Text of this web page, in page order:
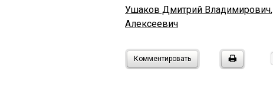
Ушаков Дмитрий Владимирович,
Алексеевич
Комментировать